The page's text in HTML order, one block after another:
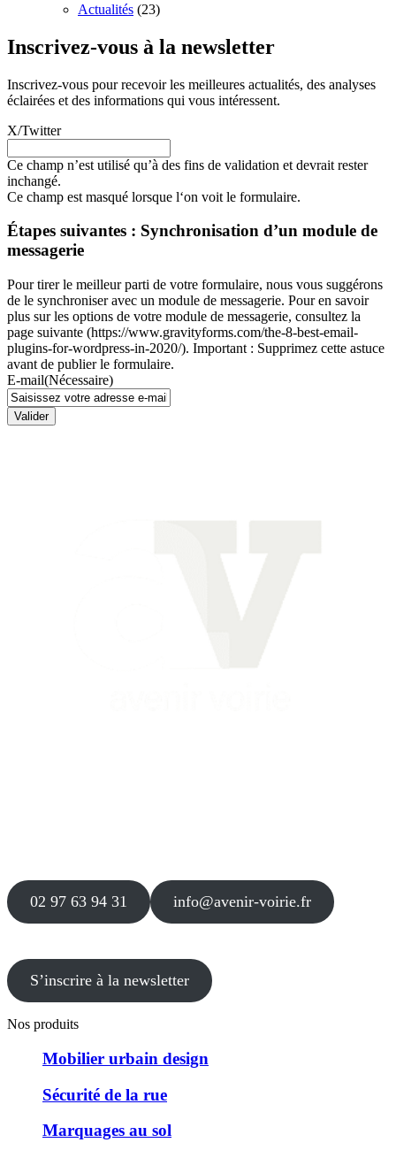
Actualités (23)
Inscrivez-vous à la newsletter
Inscrivez-vous pour recevoir les meilleures actualités, des analyses
éclairées et des informations qui vous intéressent.
X/Twitter
Ce champ n’est utilisé qu’à des fins de validation et devrait rester
inchangé.
Ce champ est masqué lorsque l‘on voit le formulaire.
Étapes suivantes : Synchronisation d’un module de
messagerie
Pour tirer le meilleur parti de votre formulaire, nous vous suggérons
de le synchroniser avec un module de messagerie. Pour en savoir
plus sur les options de votre module de messagerie, consultez la
page suivante (https://www.gravityforms.com/the-8-best-email-
plugins-for-wordpress-in-2020/). Important : Supprimez cette astuce
avant de publier le formulaire.
E-mail(Nécessaire)
Valider
02 97 63 94 31 info@avenir-voirie.fr
S’inscrire à la newsletter
Nos produits
Mobilier urbain design
Sécurité de la rue
Marquages au sol